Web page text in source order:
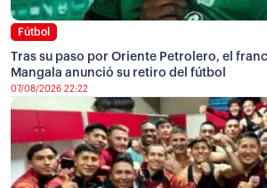
Fútbol
Tras su paso por Oriente Petrolero, el
Mangala anunció su retiro del fútbol
07/08/2026 22:22